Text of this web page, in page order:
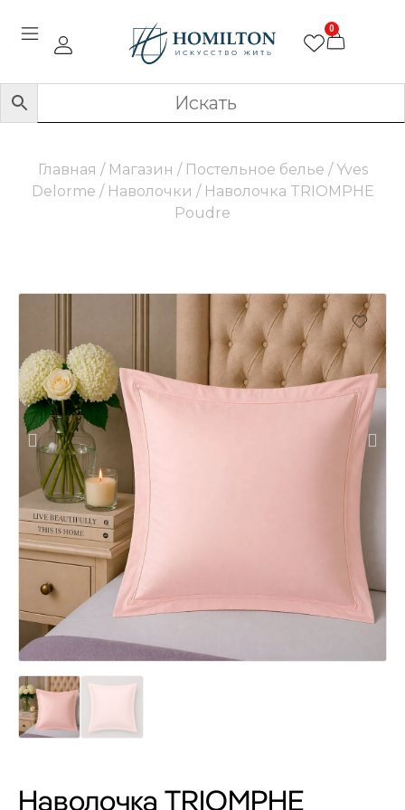
0
Главная / Магазин / Постельное белье / Yves
Delorme / Наволочки / Наволочка TRIOMPHE
Poudre
Наволочка TRIOMPHE